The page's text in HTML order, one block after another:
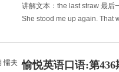
讲解文本：the last straw 最后
She stood me up again. That
You did not finish the work.
愉悦英语口语:第